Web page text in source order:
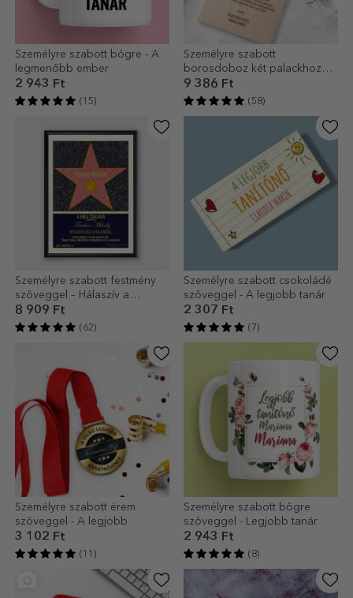
Személyre szabott bögre - A
legmenőbb ember
2 943 Ft
(15)
Személyre szabott
borosdoboz két palackhoz
keresztapáknak
9 386 Ft
(58)
Személyre szabott festmény
szöveggel – Hálaszív a
nyugdíjazás alkalmából
8 909 Ft
(62)
Személyre szabott csokoládé
szöveggel - A legjobb tanár
2 307 Ft
(7)
Személyre szabott érem
szöveggel - A legjobb
3 102 Ft
(11)
Személyre szabott bögre
szöveggel - Legjobb tanár
2 943 Ft
(8)